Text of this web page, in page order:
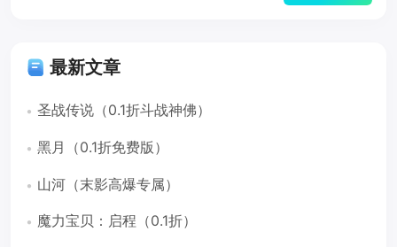
最新文章
圣战传说（0.1折斗战神佛）
黑月（0.1折免费版）
山河（末影高爆专属）
魔力宝贝：启程（0.1折）